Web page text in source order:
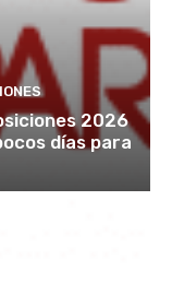
2026
días para